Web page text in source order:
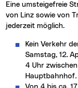
Eine umsteigefreie Straßenbahnverbindung aus dem Süden
von Linz sowie von
jederzeit möglich.
Kein Verkehr
Samstag, 12.
4 Uhr
Hauptbahnhof.